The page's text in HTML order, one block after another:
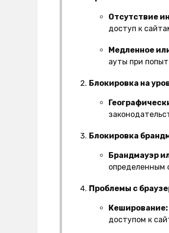
Отсутствие
доступ к
Медленное
ауты при
Блокировка на
Блокировка
Брандмауэр
определенным
Проблемы с
Кеширование:
доступом к